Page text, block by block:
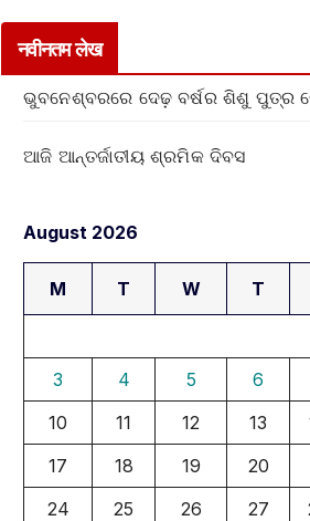
नवीनतम लेख
ଭୁବନେଶ୍ବରରେ ଦେଢ଼ ବର୍ଷର ଶିଶୁ ପୁତ୍ର
ଆଜି ଆନ୍ତର୍ଜାତୀୟ ଶ୍ରମିକ ଦିବସ
August 2026
M T W T
3
4 5 6
10
11 12 13
17
18 19 20
24
25 26 27